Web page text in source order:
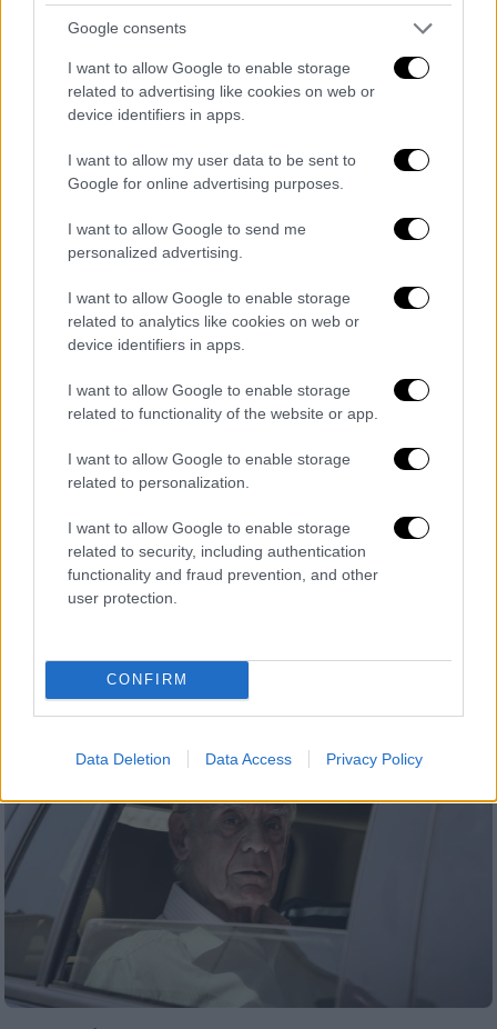
Google consents
I want to allow Google to enable storage
related to advertising like cookies on web or
device identifiers in apps.
I want to allow my user data to be sent to
Google for online advertising purposes.
I want to allow Google to send me
personalized advertising.
I want to allow Google to enable storage
related to analytics like cookies on web or
device identifiers in apps.
I want to allow Google to enable storage
related to functionality of the website or app.
I want to allow Google to enable storage
related to personalization.
I want to allow Google to enable storage
related to security, including authentication
functionality and fraud prevention, and other
user protection.
CONFIRM
Data Deletion Data Access Privacy Policy
Τσοχατζόπουλο, Βίκυ Σταμάτη και Νίκο
Tους επέβαλλε κάθειρξη έξι ετών και
100.000 ευρώ χρηματική ποινή στον καθένα
18.10.2020 16:04
Βίκυ Σταμάτη: Στο νοσοκομείο με
συμπτώματα εμφράγματος
Η Βίκυ Σταμάτη μεταφέρθηκε εσπευσμένα